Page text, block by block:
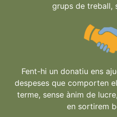
grups de treball,
Fent-hi un donatiu ens
despeses que comporten
terme, sense ànim de
en sortirem